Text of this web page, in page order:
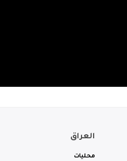
العراق
محليات